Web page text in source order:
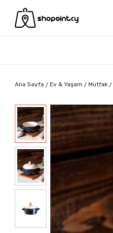
Ana Sayfa Ev & Yaşam Mutfak